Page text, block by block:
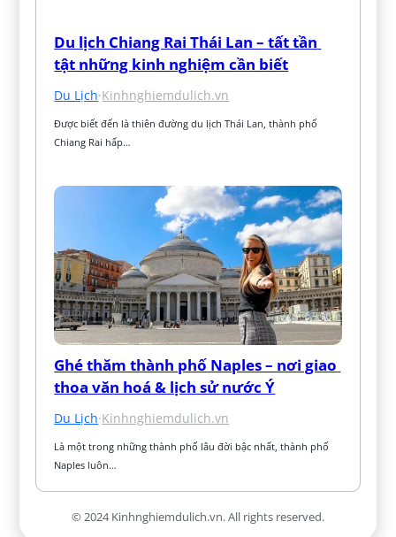
Du lịch Chiang Rai Thái Lan – tất tần
tật những kinh nghiệm cần biết
Du Lịch·Kinhnghiemdulich.vn
Được biết đến là thiên đường du lịch Thái Lan, thành phố
Chiang Rai hấp…
Ghé thăm thành phố Naples – nơi giao
thoa văn hoá & lịch sử nước Ý
Du Lịch·Kinhnghiemdulich.vn
Là một trong những thành phố lâu đời bậc nhất, thành phố
Naples luôn…
© 2024 Kinhnghiemdulich.vn. All rights reserved.